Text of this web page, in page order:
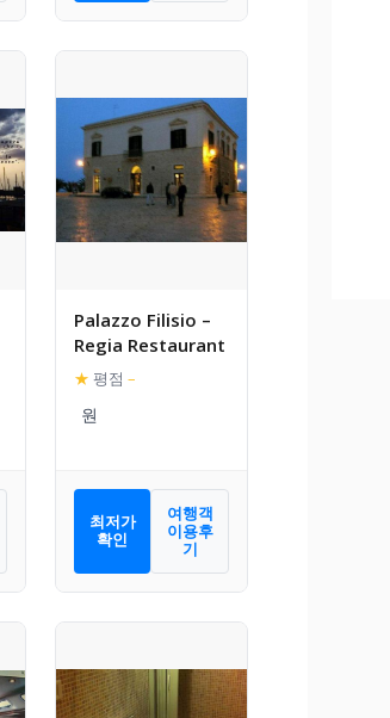
Palazzo Filisio –
Regia Restaurant
★ 평점 –
최저가
확인
여행객
이용후
기